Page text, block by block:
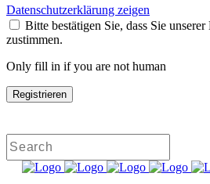
Datenschutzerklärung zeigen
Bitte bestätigen Sie, dass Sie
zustimmen.
Only fill in if you are not human